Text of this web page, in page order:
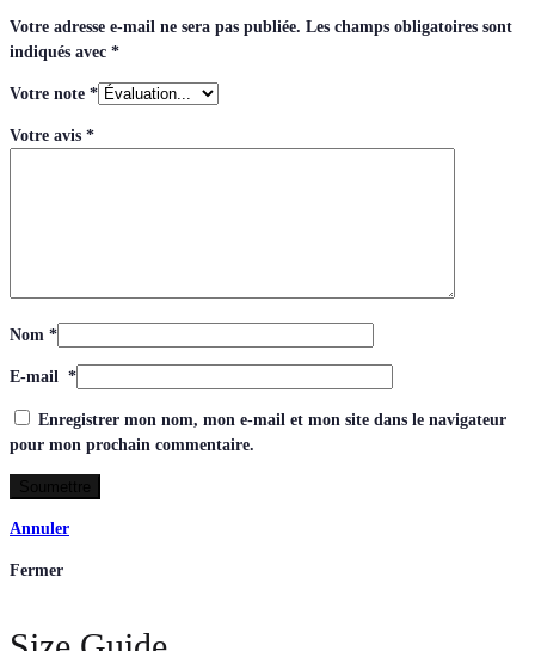
Votre adresse e-mail ne sera pas publiée. Les champs obligatoires sont
indiqués avec *
Votre note *
Votre avis *
Nom *
E-mail *
Enregistrer mon nom, mon e-mail et mon site dans le navigateur
pour mon prochain commentaire.
Annuler
Fermer